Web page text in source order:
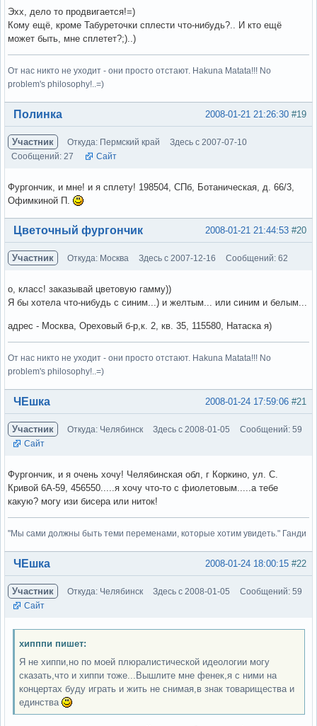
Эхх, дело то продвигается!=)
Кому ещё, кроме Табуреточки сплести что-нибудь?.. И кто ещё
может быть, мне сплетет?;)..)
От нас никто не уходит - они просто отстают. Hakuna Matata!!! No
problem's philosophy!..=)
Вне форума #19
2008-01-21 21:26:30
Полинка
Участник Откуда: Пермский край
Здесь с 2007-07-10
Сообщений: 27
Сайт
Фургончик, и мне! и я сплету! 198504, СПб, Ботаническая, д. 66/3,
Офимкиной П.
Вне форума #20
2008-01-21 21:44:53
Цветочный фургончик
Участник Откуда: Москва Здесь с 2007-12-16 Сообщений: 62
о, класс! заказывай цветовую гамму))
Я бы хотела что-нибудь с синим...) и желтым... или синим и белым...
адрес - Москва, Ореховый б-р,к. 2, кв. 35, 115580, Натаска я)
От нас никто не уходит - они просто отстают. Hakuna Matata!!! No
problem's philosophy!..=)
Вне форума #21
2008-01-24 17:59:06
ЧЕшка
Участник Откуда: Челябинск Здесь с 2008-01-05
Сообщений: 59
Сайт
Фургончик, и я очень хочу! Челябинская обл, г Коркино, ул. С.
Кривой 6А-59, 456550.....я хочу что-то с фиолетовым.....а тебе
какую? могу изи бисера или ниток!
"Мы сами должны быть теми переменами, которые хотим увидеть." Ганди
Вне форума #22
2008-01-24 18:00:15
ЧЕшка
Участник Откуда: Челябинск Здесь с 2008-01-05
Сообщений: 59
Сайт
хипппи пишет:
Я не хиппи,но по моей плюралистической идеологии могу
сказать,что и хиппи тоже...Вышлите мне фенек,я с ними на
концертах буду играть и жить не снимая,в знак товарищества и
единства